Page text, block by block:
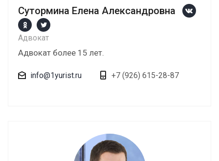
Сутормина Елена Александровна
Адвокат
Адвокат более 15 лет.
info@1yurist.ru +7 (926) 615-28-87